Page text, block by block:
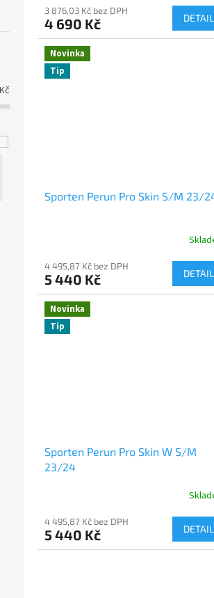
Kč
3 876,03 Kč bez DPH
4 690 Kč DETAIL
Novinka
Tip
Sporten Perun Pro Skin S/M 23/
4 495,87 Kč bez DPH
5 440 Kč DETAIL
Novinka
Tip
Sporten Perun Pro Skin W S/M
23/24
4 495,87 Kč bez DPH
5 440 Kč DETAIL